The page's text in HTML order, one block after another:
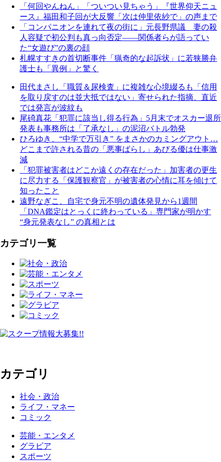
「何回やんねん」「ついつい見ちゃう」『世界仰天ニュ
ース』福田和子回が大反響「次は仲里依紗で」の声まで
「コンパニオンを連れて夜の街に」元長野県議 妻の殺
人容疑で初公判も真っ向否定――関係者らが語ってい
た“女遊び”の裏の顔
札幌すすきの首切断事件「猟奇的な起訴状」に若狭勝弁
護士も「異例」と驚く
田代まさし「職質＆尿検査」に複雑な心境綴るも「信用
を取り戻すのは並大抵ではない」寄せられた指摘、直近
では発言が波紋も
尾碕真花「犯罪に該当し得る行為」5月末でオスカー退所
発表も事務所は「了承なし」の泥沼バトル勃発
ひろゆき、“中学で万引き” をまさかのカミングアウト…
どこまで許される昔の「悪事ばらし」あびる優は仕事激
減
「犯罪被害者はどこか遠くの存在だった」加害者の更生
に尽力する「保護観察官」が被害者の心情に耳を傾けて
知ったこと
遠野なぎこ、自宅で身元不明の遺体発見から1週間
「DNA鑑定はとっくに終わっている」専門家が明かす
“身元発表なし” の真相とは
カテゴリ一覧
カテゴリ
社会・政治
ライフ・マネー
コミック
芸能・エンタメ
グラビア
スポーツ